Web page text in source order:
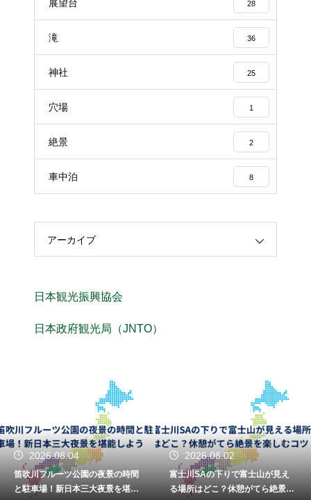
展望台 28
滝 36
神社 25
穴場 1
絶景 2
車中泊 8
アーカイブ
日本観光振興協会
日本政府観光局（JNTO）
2026.08.04
笛吹川フルーツ公園の夜景の時間
と駐車場！新日本三大夜景を堪能
2026.08.02
富士川SAの下りで富士山が見え
る場所はどこ？休憩がてら絶景を